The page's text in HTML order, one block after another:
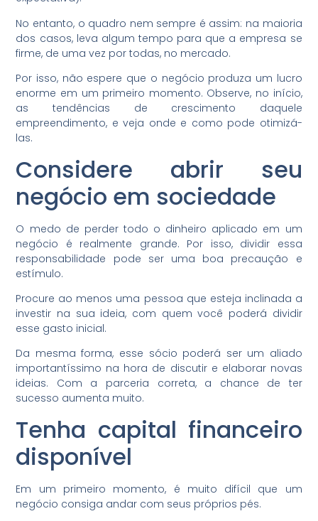
No entanto, o quadro nem sempre é assim: na maioria
dos casos, leva algum tempo para que a empresa se
firme, de uma vez por todas, no mercado.
Por isso, não espere que o negócio produza um lucro
enorme em um primeiro momento. Observe, no início,
as tendências de crescimento daquele
empreendimento, e veja onde e como pode otimizá-
las.
Considere abrir seu
negócio em sociedade
O medo de perder todo o dinheiro aplicado em um
negócio é realmente grande. Por isso, dividir essa
responsabilidade pode ser uma boa precaução e
estímulo.
Procure ao menos uma pessoa que esteja inclinada a
investir na sua ideia, com quem você poderá dividir
esse gasto inicial.
Da mesma forma, esse sócio poderá ser um aliado
importantíssimo na hora de discutir e elaborar novas
ideias. Com a parceria correta, a chance de ter
sucesso aumenta muito.
Tenha capital financeiro
disponível
Em um primeiro momento, é muito difícil que um
negócio consiga andar com seus próprios pés.